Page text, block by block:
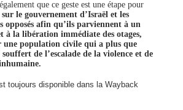
que ce geste est une étape pour
le gouvernement d’Israël et les
opposés afin qu’ils parviennent à un
à la libération immédiate des otages,
une population civile qui a plus que
de l’escalade de la violence et de
toujours disponible dans la Wayback